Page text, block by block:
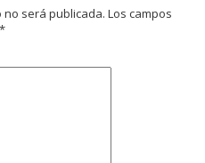
no será publicada. Los campos
*